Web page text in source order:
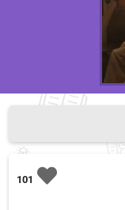
101